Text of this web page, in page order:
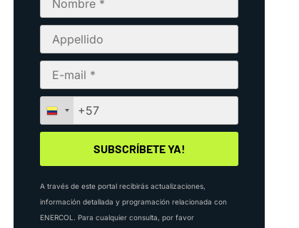
A través de este portal recibirás actualizaciones,
información detallada y programación relacionada con
ENERCOL. Para cualquier consulta, por favor